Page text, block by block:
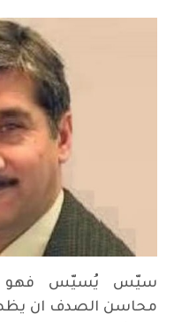
سيّس يُسيّس فهو
محاسن الصدف ان